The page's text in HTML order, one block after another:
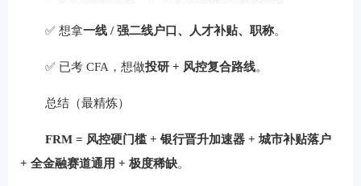
✅ 想拿一线 / 强二线户口、人才补贴、职称。
✅ 已考 CFA，想做投研 + 风控复合路线。
总结（最精炼）
FRM = 风控硬门槛 + 银行晋升加速器 + 城市补贴落户
+ 全金融赛道通用 + 极度稀缺。